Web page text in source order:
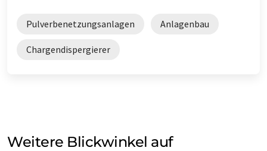
Pulverbenetzungsanlagen Anlagenbau
Chargendispergierer
Weitere Blickwinkel auf